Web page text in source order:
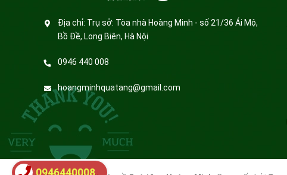
Địa chỉ: Trụ sở: Tòa nhà Hoàng Minh - số 21/36 Ái Mộ,
Bồ Đề, Long Biên, Hà Nội
0946 440 008
hoangminhquatang@gmail.com
0946440008